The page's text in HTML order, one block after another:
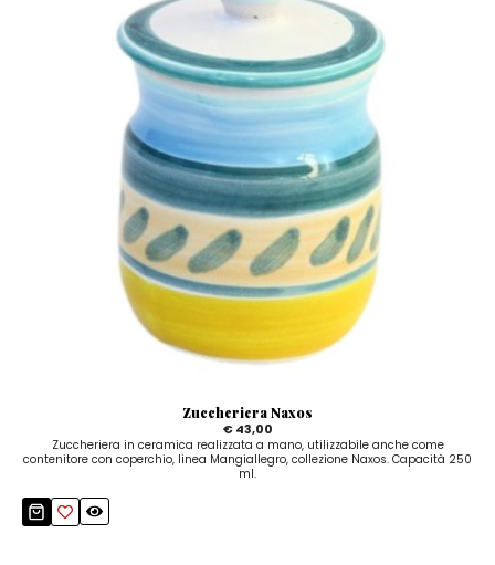
Zuccheriera Naxos
€ 43,00
Zuccheriera in ceramica realizzata a mano, utilizzabile anche come
contenitore con coperchio, linea Mangiallegro, collezione Naxos. Capacità 250
ml.